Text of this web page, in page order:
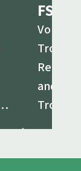
FSC
Vor
Rettet
andere